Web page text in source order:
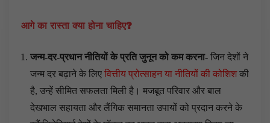
आगे का रास्ता क्या होना चाहिए?
जन्म-दर-प्रधान नीतियों के प्रति जुनून को कम करना- जिन देशों ने
जन्म दर बढ़ाने के लिए वित्तीय प्रोत्साहन या नीतियों की कोशिशकी
है, उन्हें सीमित सफलता मिली है। मजबूत परिवार और बाल
देखभाल सहायता और लैंगिक समानता उपायों को प्रदान करने के